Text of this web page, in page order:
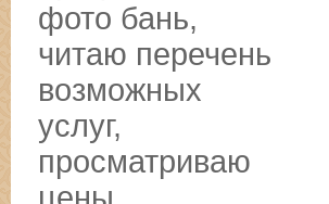
фото бань,
читаю перечень
возможных
услуг,
просматриваю